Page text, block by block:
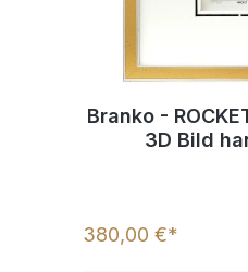
Branko -
3D Bild
380,00 €*